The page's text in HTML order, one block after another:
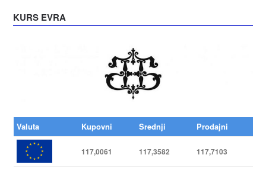
KURS EVRA
Valuta Kupovni Srednji Prodajni
117,0061 117,3582 117,7103